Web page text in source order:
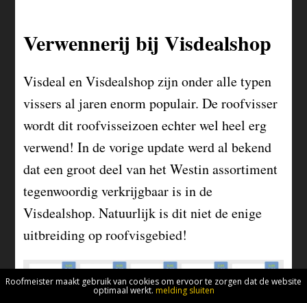
Verwennerij bij Visdealshop
Visdeal en Visdealshop zijn onder alle typen
vissers al jaren enorm populair. De roofvisser
wordt dit roofvisseizoen echter wel heel erg
verwend! In de vorige update werd al bekend
dat een groot deel van het Westin assortiment
tegenwoordig verkrijgbaar is in de
Visdealshop. Natuurlijk is dit niet de enige
uitbreiding op roofvisgebied!
Roofmeister maakt gebruik van cookies om ervoor te zorgen dat de website
optimaal werkt. melding sluiten